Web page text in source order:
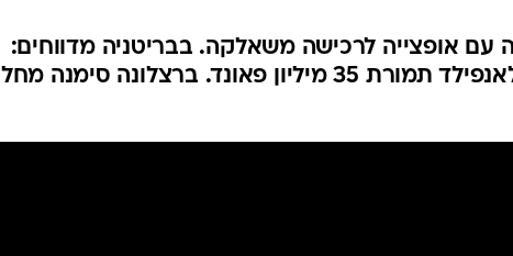
אופצייה לרכישה משאלקה. בבריטניה מדווחים:
הקשר דחה את צ'לסי ויעבור לאנפילד תמורת 35 מיליון פאונד. ברצלונה סימנה